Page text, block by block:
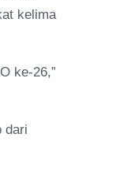
kelima
ke-26,”
dari